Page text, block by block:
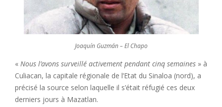
Joaquín Guzmán – El Chapo
« Nous l’avons surveillé activement pendant cinq semaines » à
Culiacan, la capitale régionale de l’Etat du Sinaloa (nord), a
précisé la source selon laquelle il s’était réfugié ces deux
derniers jours à Mazatlan.